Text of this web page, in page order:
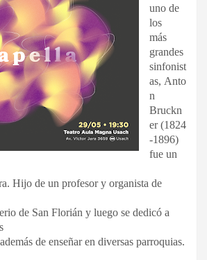
uno de
los
más
grandes
sinfonist
as, Anto
n
Bruckn
er (1824
-1896)
fue un
Hijo de un profesor y organista de
de San Florián y luego se dedicó a
de enseñar en diversas parroquias.